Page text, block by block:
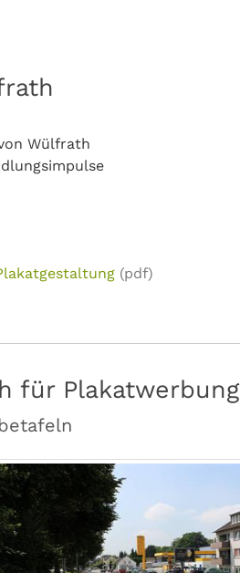
Wülfrath
(pdf)
für Plakatwerbung